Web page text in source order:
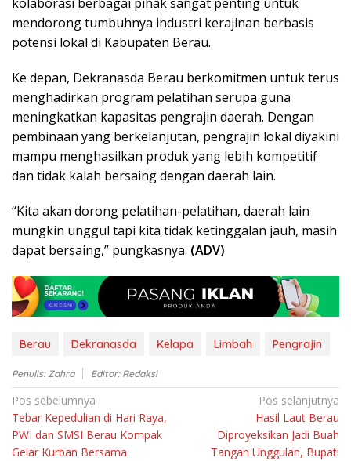
kolaborasi berbagai pihak sangat penting untuk
mendorong tumbuhnya industri kerajinan berbasis
potensi lokal di Kabupaten Berau.
Ke depan, Dekranasda Berau berkomitmen untuk terus
menghadirkan program pelatihan serupa guna
meningkatkan kapasitas pengrajin daerah. Dengan
pembinaan yang berkelanjutan, pengrajin lokal diyakini
mampu menghasilkan produk yang lebih kompetitif
dan tidak kalah bersaing dengan daerah lain.
“Kita akan dorong pelatihan-pelatihan, daerah lain
mungkin unggul tapi kita tidak ketinggalan jauh, masih
dapat bersaing,” pungkasnya. (ADV)
Berau Dekranasda Kelapa Limbah Pengrajin
Penulis: Zahra Editor: Redaksi
Navigasi
pos
Pos sebelumnya
Tebar Kepedulian di Hari Raya,
PWI dan SMSI Berau Kompak
Gelar Kurban Bersama
Pos selanjutnya
Hasil Laut Berau
Diproyeksikan Jadi Buah
Tangan Unggulan, Bupati